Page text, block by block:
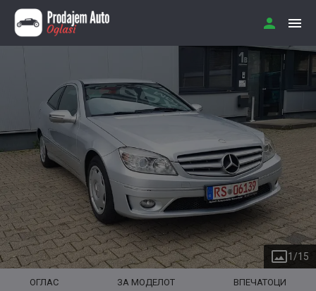
1 /15
ОГЛАС ЗА МОДЕЛОТ ВПЕЧАТОЦИ